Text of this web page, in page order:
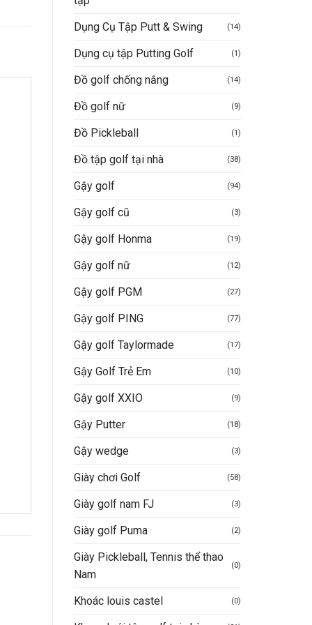
Dụng Cụ Tập Putt & Swing
(14)
Dụng cụ tập Putting Golf (1)
Đồ golf chống nắng (14)
Đồ golf nữ (9)
Đồ Pickleball (1)
Đồ tập golf tại nhà (38)
Gậy golf (94)
Gậy golf cũ (3)
Gậy golf Honma (19)
Gậy golf nữ (12)
Gậy golf PGM (27)
Gậy golf PING (77)
Gậy golf Taylormade (17)
Gậy Golf Trẻ Em (10)
Gậy golf XXIO (9)
Gậy Putter (18)
Gậy wedge (3)
Giày chơi Golf (58)
Giày golf nam FJ (3)
Giày golf Puma (2)
Giày Pickleball, Tennis thể thao
Nam
(0)
Khoác louis castel (0)